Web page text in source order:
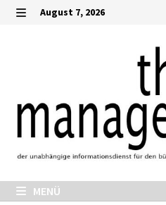
Zurück
August 7, 2026
MENÜ